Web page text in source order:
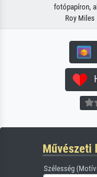
fotópapíron,
Roy Miles
Művészeti
Szélesség